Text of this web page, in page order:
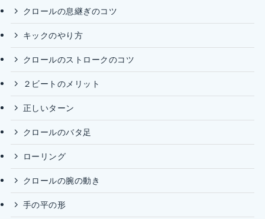
クロールの息継ぎのコツ
キックのやり方
クロールのストロークのコツ
２ビートのメリット
正しいターン
クロールのバタ足
ローリング
クロールの腕の動き
手の平の形